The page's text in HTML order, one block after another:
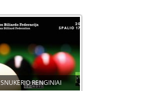
SNUKERIO RENGINIAI